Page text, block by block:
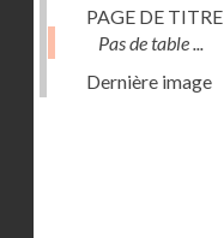
PAGE DE TITRE
Pas de table ...
Dernière image